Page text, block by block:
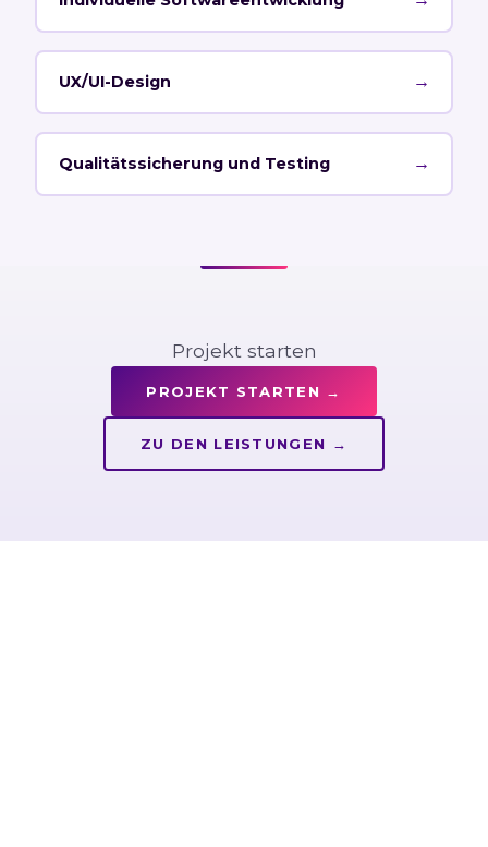
UX/UI-Design →
Qualitätssicherung und Testing →
Projekt starten
PROJEKT STARTEN →
ZU DEN LEISTUNGEN →